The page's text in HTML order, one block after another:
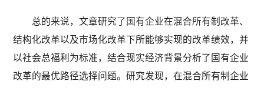
总的来说，文章研究了国有企业在混合所有制改革、
结构化改革以及市场化改革下所能够实现的改革绩效，并
以社会总福利为标准，结合现实经济背景分析了国有企业
改革的最优路径选择问题。研究发现，在混合所有制企业